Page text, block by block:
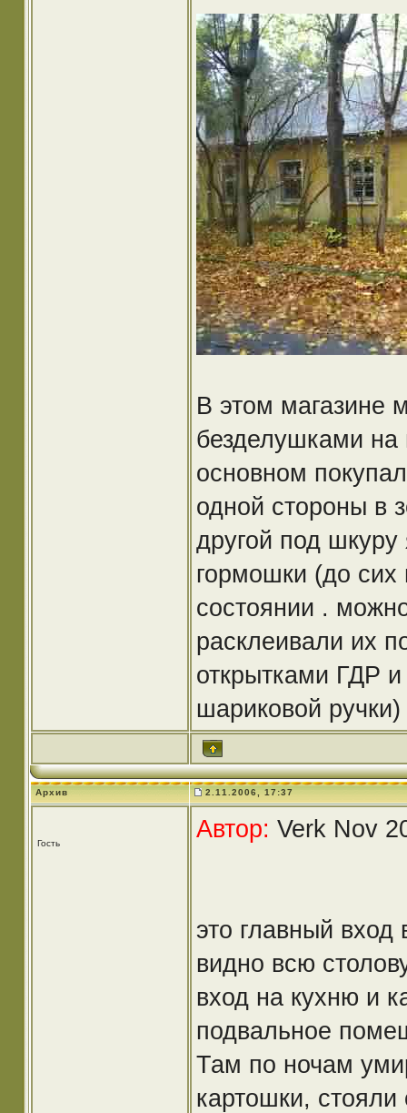
В этом магазине
безделушками
основном
одной стороны в
другой под
гормошки (до
состоянии .
расклеивали их
открытками ГДР
шариковой
Архив 2.11.2006, 17:37
Гость
Автор: Verk Nov
это главный вход
видно всю
вход на кухню и
подвальное
Там по ночам
картошки,